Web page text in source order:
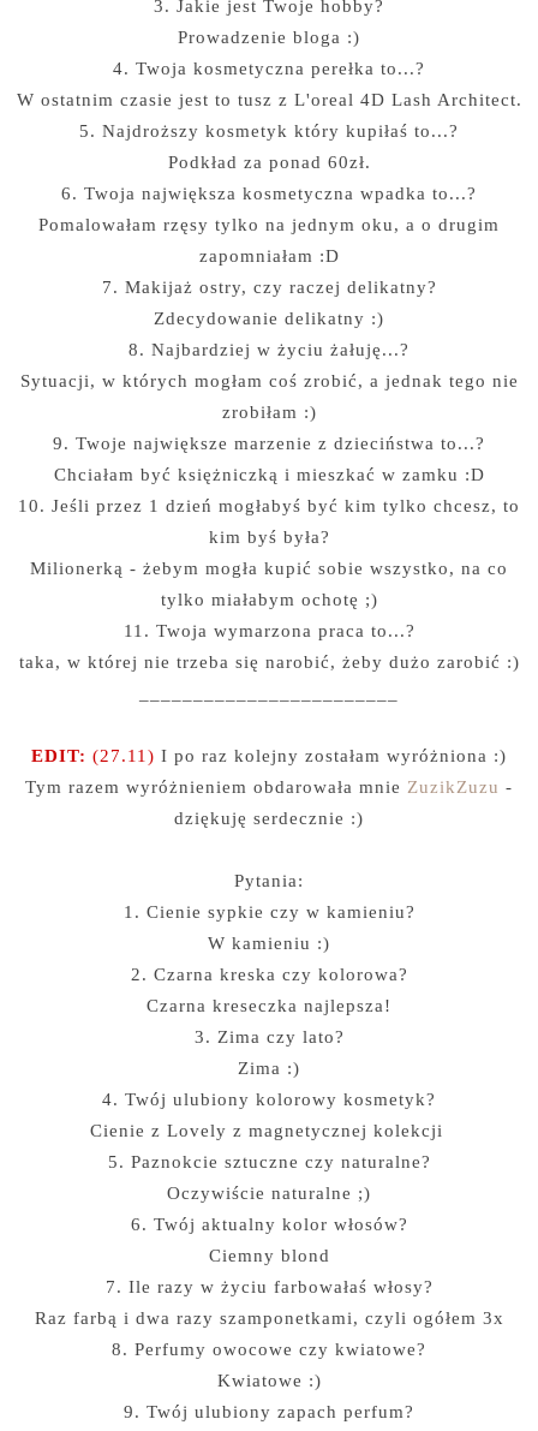
3. Jakie jest Twoje hobby?
Prowadzenie bloga :)
4. Twoja kosmetyczna perełka to...?
W ostatnim czasie jest to tusz z L'oreal 4D Lash Architect.
5. Najdroższy kosmetyk który kupiłaś to...?
Podkład za ponad 60zł.
6. Twoja największa kosmetyczna wpadka to...?
Pomalowałam rzęsy tylko na jednym oku, a o drugim
zapomniałam :D
7. Makijaż ostry, czy raczej delikatny?
Zdecydowanie delikatny :)
8. Najbardziej w życiu żałuję...?
Sytuacji, w których mogłam coś zrobić, a jednak tego nie
zrobiłam :)
9. Twoje największe marzenie z dzieciństwa to...?
Chciałam być księżniczką i mieszkać w zamku :D
10. Jeśli przez 1 dzień mogłabyś być kim tylko chcesz, to
kim byś była?
Milionerką - żebym mogła kupić sobie wszystko, na co
tylko miałabym ochotę ;)
11. Twoja wymarzona praca to...?
taka, w której nie trzeba się narobić, żeby dużo zarobić :)
EDIT: (27.11) I po raz kolejny zostałam wyróżniona :)
Tym razem wyróżnieniem obdarowała mnie ZuzikZuzu -
dziękuję serdecznie :)
Pytania:
1. Cienie sypkie czy w kamieniu?
W kamieniu :)
2. Czarna kreska czy kolorowa?
Czarna kreseczka najlepsza!
3. Zima czy lato?
Zima :)
4. Twój ulubiony kolorowy kosmetyk?
Cienie z Lovely z magnetycznej kolekcji
5. Paznokcie sztuczne czy naturalne?
Oczywiście naturalne ;)
6. Twój aktualny kolor włosów?
Ciemny blond
7. Ile razy w życiu farbowałaś włosy?
Raz farbą i dwa razy szamponetkami, czyli ogółem 3x
8. Perfumy owocowe czy kwiatowe?
Kwiatowe :)
9. Twój ulubiony zapach perfum?